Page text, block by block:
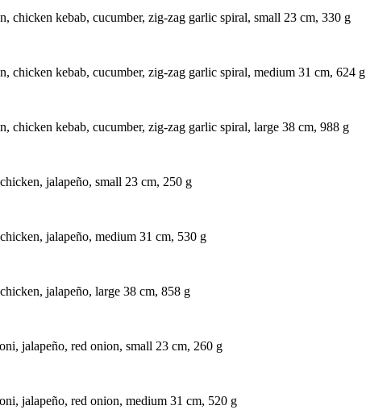
chicken kebab, cucumber, zig-zag garlic spiral, small 23 cm, 330 g
chicken kebab, cucumber, zig-zag garlic spiral, medium 31 cm, 624 g
chicken kebab, cucumber, zig-zag garlic spiral, large 38 cm, 988 g
jalapeño, small 23 cm, 250 g
jalapeño, medium 31 cm, 530 g
jalapeño, large 38 cm, 858 g
jalapeño, red onion, small 23 cm, 260 g
jalapeño, red onion, medium 31 cm, 520 g